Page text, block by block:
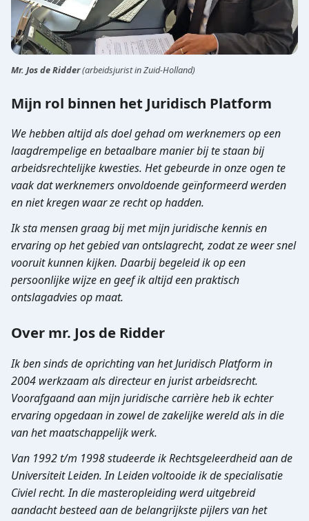
Mr. Jos de Ridder(arbeidsjurist in Zuid-Holland)
Over mr. Jos de Ridder
Ik ben sinds de oprichting van het Juridisch Platform in
2004 werkzaam als directeur en jurist arbeidsrecht.
Voorafgaand aan mijn juridische carrière heb ik echter
ervaring opgedaan in zowel de zakelijke wereld als in die
van het maatschappelijk werk.
Van 1992 t/m 1998 studeerde ik Rechtsgeleerdheid aan de
Universiteit Leiden. In Leiden voltooide ik de specialisatie
Civiel recht. In die masteropleiding werd uitgebreid
aandacht besteed aan de belangrijkste pijlers van het
Mijn rol binnen het Juridisch Platform
We hebben altijd als doel gehad om werknemers op een
laagdrempelige en betaalbare manier bij te staan bij
arbeidsrechtelijke kwesties. Het gebeurde in onze ogen te
vaak dat werknemers onvoldoende geïnformeerd werden
en niet kregen waar ze recht op hadden.
Ik sta mensen graag bij met mijn juridische kennis en
ervaring op het gebied van ontslagrecht, zodat ze weer snel
vooruit kunnen kijken. Daarbij begeleid ik op een
persoonlijke wijze en geef ik altijd een praktisch
ontslagadvies op maat.